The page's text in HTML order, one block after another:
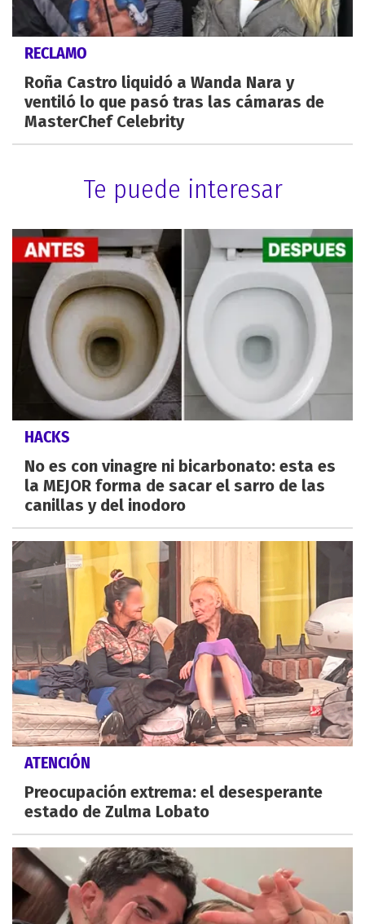
RECLAMO
Roña Castro liquidó a Wanda Nara y
ventiló lo que pasó tras las cámaras de
MasterChef Celebrity
Te puede interesar
HACKS
No es con vinagre ni bicarbonato: esta es
la MEJOR forma de sacar el sarro de las
canillas y del inodoro
ATENCIÓN
Preocupación extrema: el desesperante
estado de Zulma Lobato